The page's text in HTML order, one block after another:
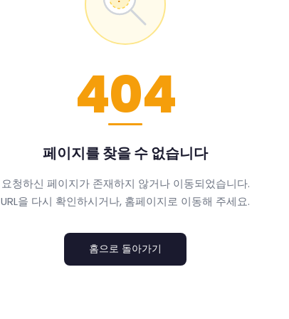
404
페이지를 찾을 수 없습니다
요청하신 페이지가 존재하지 않거나 이동되었습니다.
URL을 다시 확인하시거나, 홈페이지로 이동해 주세요.
홈으로 돌아가기